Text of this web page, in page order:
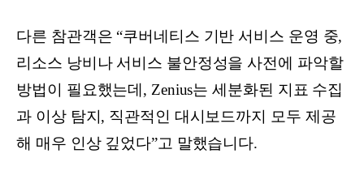
다른 참관객은 “쿠버네티스 기반 서비스 운영 중,
리소스 낭비나 서비스 불안정성을 사전에 파악할
방법이 필요했는데, Zenius는 세분화된 지표 수집
과 이상 탐지, 직관적인 대시보드까지 모두 제공
해 매우 인상 깊었다”고 말했습니다.